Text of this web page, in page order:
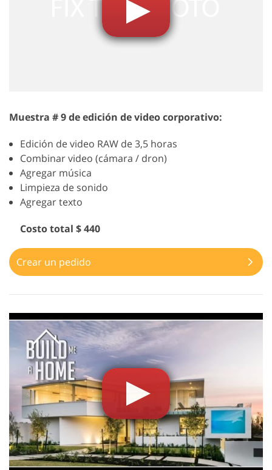
Muestra # 9 de edición de video corporativo:
Edición de video RAW de 3,5 horas
Combinar video (cámara / dron)
Agregar música
Limpieza de sonido
Agregar texto
Costo total $ 440
Crear un pedido